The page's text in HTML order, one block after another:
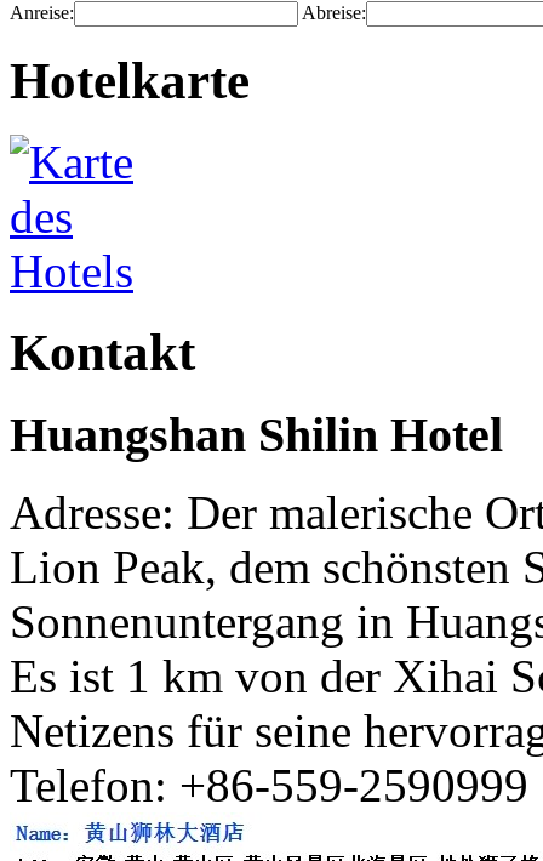
Anreise: Abreise:
Hotelkarte
Kontakt
Huangshan Shilin Hotel
Adresse: Der malerische
Lion Peak, dem schönsten
Sonnenuntergang in
Es ist 1 km von der Xihai
Netizens für seine
Telefon: +86-559-2590999